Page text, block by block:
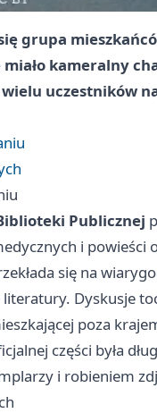
grupa
kameralny
uczestników
Publicznej
i powieści
się na
Dyskusje
poza
części była
i robieniem